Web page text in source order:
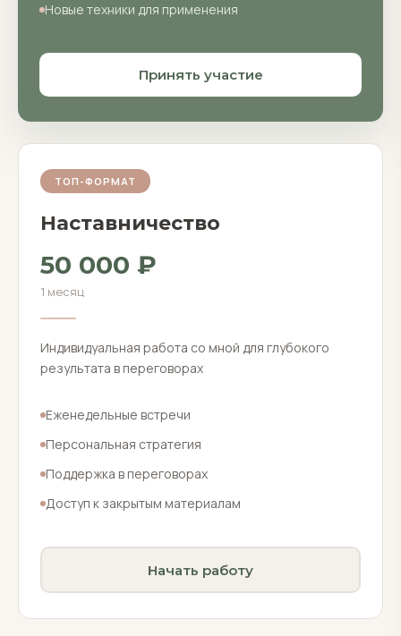
Новые техники для применения
Принять участие
ТОП-ФОРМАТ
Наставничество
50 000 ₽
1 месяц
Индивидуальная работа со мной для глубокого
результата в переговорах
Еженедельные встречи
Персональная стратегия
Поддержка в переговорах
Доступ к закрытым материалам
Начать работу